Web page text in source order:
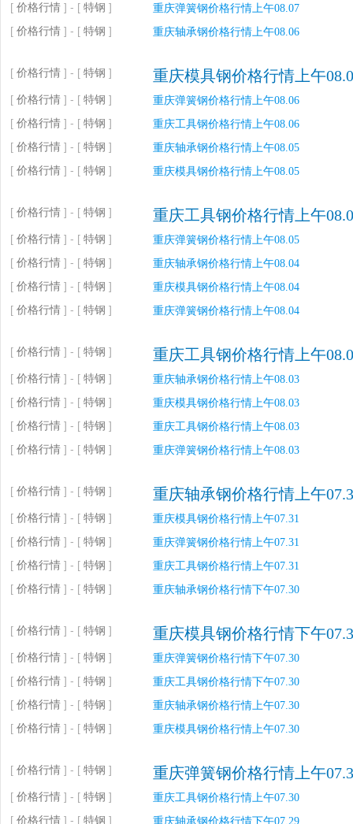
[ 价格行情 ] - [ 特钢 ] 重庆弹簧钢价格行情上午08.07
[ 价格行情 ] - [ 特钢 ] 重庆轴承钢价格行情上午08.06
[ 价格行情 ] - [ 特钢 ] 重庆模具钢价格行情上午
[ 价格行情 ] - [ 特钢 ] 重庆弹簧钢价格行情上午08.06
[ 价格行情 ] - [ 特钢 ] 重庆工具钢价格行情上午08.06
[ 价格行情 ] - [ 特钢 ] 重庆轴承钢价格行情上午08.05
[ 价格行情 ] - [ 特钢 ] 重庆模具钢价格行情上午08.05
[ 价格行情 ] - [ 特钢 ] 重庆工具钢价格行情上午
[ 价格行情 ] - [ 特钢 ] 重庆弹簧钢价格行情上午08.05
[ 价格行情 ] - [ 特钢 ] 重庆轴承钢价格行情上午08.04
[ 价格行情 ] - [ 特钢 ] 重庆模具钢价格行情上午08.04
[ 价格行情 ] - [ 特钢 ] 重庆弹簧钢价格行情上午08.04
[ 价格行情 ] - [ 特钢 ] 重庆工具钢价格行情上午
[ 价格行情 ] - [ 特钢 ] 重庆轴承钢价格行情上午08.03
[ 价格行情 ] - [ 特钢 ] 重庆模具钢价格行情上午08.03
[ 价格行情 ] - [ 特钢 ] 重庆工具钢价格行情上午08.03
[ 价格行情 ] - [ 特钢 ] 重庆弹簧钢价格行情上午08.03
[ 价格行情 ] - [ 特钢 ] 重庆轴承钢价格行情上午
[ 价格行情 ] - [ 特钢 ] 重庆模具钢价格行情上午07.31
[ 价格行情 ] - [ 特钢 ] 重庆弹簧钢价格行情上午07.31
[ 价格行情 ] - [ 特钢 ] 重庆工具钢价格行情上午07.31
[ 价格行情 ] - [ 特钢 ] 重庆轴承钢价格行情下午07.30
[ 价格行情 ] - [ 特钢 ] 重庆模具钢价格行情下午
[ 价格行情 ] - [ 特钢 ] 重庆弹簧钢价格行情下午07.30
[ 价格行情 ] - [ 特钢 ] 重庆工具钢价格行情下午07.30
[ 价格行情 ] - [ 特钢 ] 重庆轴承钢价格行情上午07.30
[ 价格行情 ] - [ 特钢 ] 重庆模具钢价格行情上午07.30
[ 价格行情 ] - [ 特钢 ] 重庆弹簧钢价格行情上午
[ 价格行情 ] - [ 特钢 ] 重庆工具钢价格行情上午07.30
[ 价格行情 ] - [ 特钢 ] 重庆轴承钢价格行情下午07.29